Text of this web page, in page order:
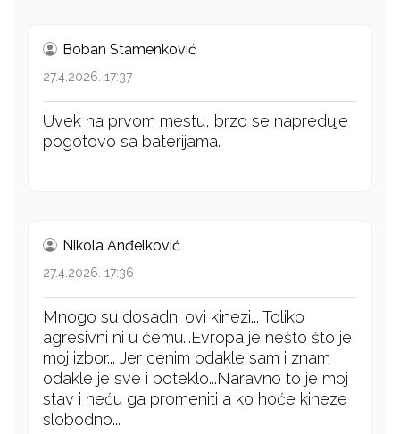
Boban Stamenković
27.4.2026. 17:37
Uvek na prvom mestu, brzo se napreduje
pogotovo sa baterijama.
Nikola Anđelković
27.4.2026. 17:36
Mnogo su dosadni ovi kinezi... Toliko
agresivni ni u čemu...Evropa je nešto što je
moj izbor... Jer cenim odakle sam i znam
odakle je sve i poteklo...Naravno to je moj
stav i neću ga promeniti a ko hoće kineze
slobodno...